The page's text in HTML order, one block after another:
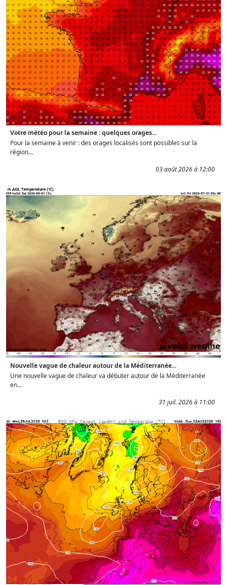
Votre météo pour la semaine : quelques orages...
Pour la semaine à venir : des orages localisés sont possibles sur la
région...
03 août 2026 à 12:00
Nouvelle vague de chaleur autour de la Méditerranée...
Une nouvelle vague de chaleur va débuter autour de la Méditerranée
en...
31 juil. 2026 à 11:00